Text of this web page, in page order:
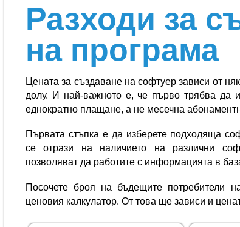
Разходи за
на програма
Цената за създаване на софтуер зависи от
долу. И най-важното е, че първо трябва да
еднократно плащане, а не месечна
Първата стъпка е да изберете подходяща
се отрази на наличието на различни
позволяват да работите с информацията в
Посочете броя на бъдещите потребители
ценовия калкулатор. От това ще зависи и